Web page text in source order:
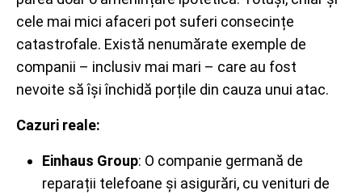
cele mai mici afaceri pot suferi consecințe
catastrofale. Există nenumărate exemple de
companii – inclusiv mai mari – care au fost
nevoite să își închidă porțile din cauza unui atac.
Cazuri reale:
Einhaus Group: O companie germană de
reparații telefoane și asigurări, cu venituri de